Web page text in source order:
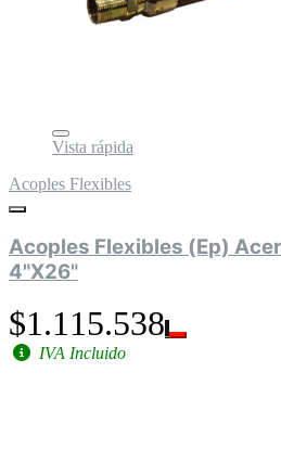
Vista rápida
Acoples Flexibles
Acoples Flexibles (Ep)
4"X26"
$1.115.538
IVA Incluido